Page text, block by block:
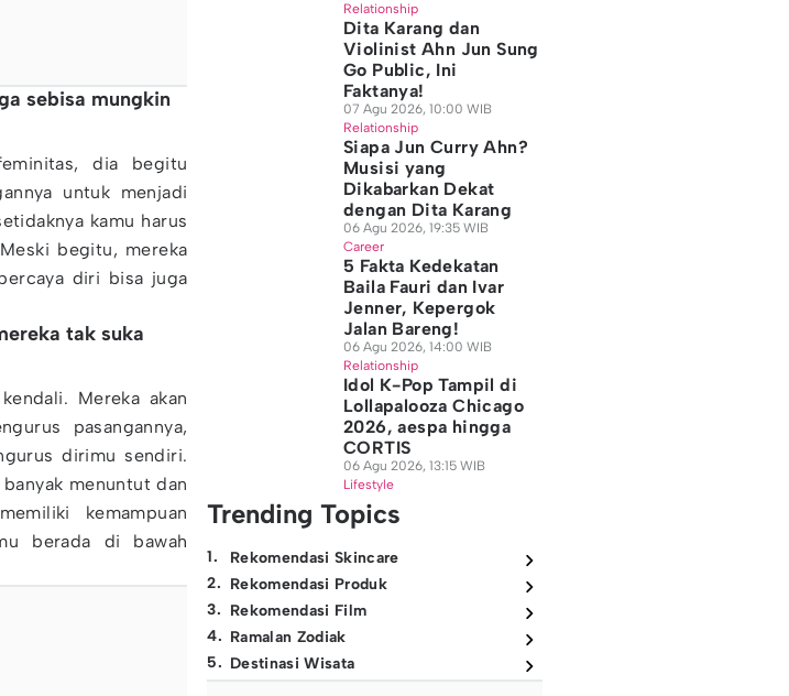
sebisa mungkin
dia begitu
untuk menjadi
kamu harus
begitu, mereka
diri bisa juga
tak suka
Mereka akan
pasangannya,
dirimu sendiri.
menuntut dan
kemampuan
berada di bawah
Relationship
Dita Karang dan
Violinist Ahn Jun Sung
Go Public, Ini
Faktanya!
07 Agu 2026, 10:00 WIB
Relationship
Siapa Jun Curry Ahn?
Musisi yang
Dikabarkan Dekat
dengan Dita Karang
06 Agu 2026, 19:35 WIB
Career
5 Fakta Kedekatan
Baila Fauri dan Ivar
Jenner, Kepergok
Jalan Bareng!
06 Agu 2026, 14:00 WIB
Relationship
Idol K-Pop Tampil di
Lollapalooza Chicago
2026, aespa hingga
CORTIS
06 Agu 2026, 13:15 WIB
Lifestyle
Trending Topics
1.
Rekomendasi Skincare
2. Rekomendasi Produk
3. Rekomendasi Film
4. Ramalan Zodiak
5. Destinasi Wisata